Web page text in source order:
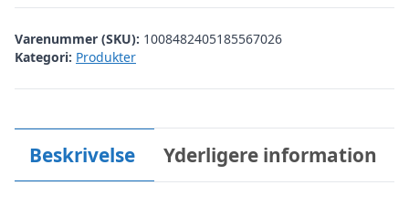
Varenummer (SKU): 1008482405185567026
Kategori: Produkter
Beskrivelse Yderligere information